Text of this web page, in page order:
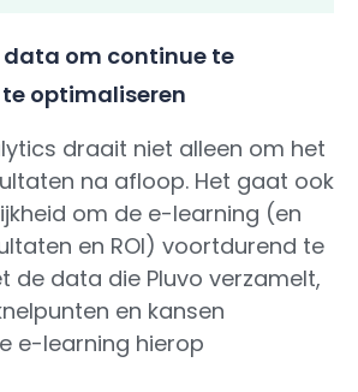
data om continue te
optimaliseren
draait niet alleen om het
na afloop. Het gaat ook
om de e-learning (en
en ROI) voortdurend te
de data die Pluvo verzamelt,
en kansen
e-learning hierop